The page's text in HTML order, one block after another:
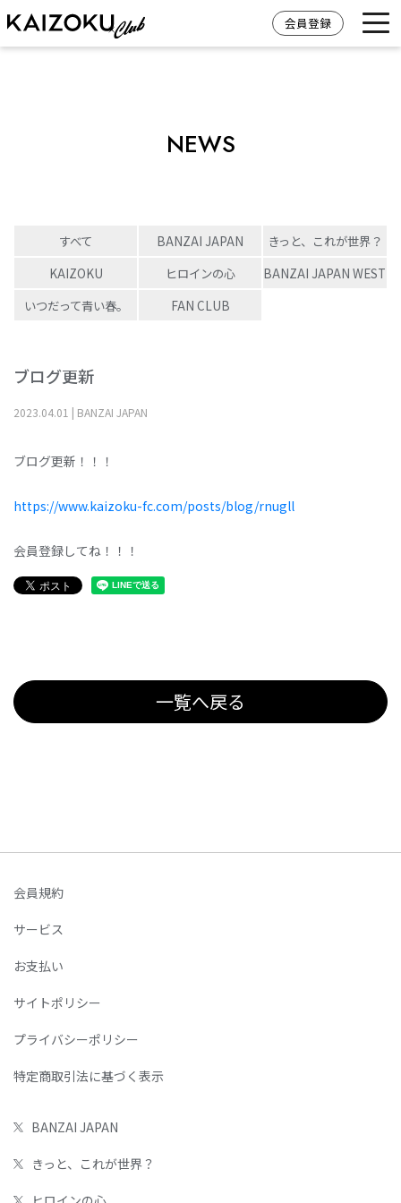
会員登録
NEWS
すべて BANZAI JAPAN
きっと、これが世界？
KAIZOKU
ヒロインの心
BANZAI JAPAN WEST
いつだって青い春。
FAN CLUB
ブログ更新
2023.04.01 | BANZAI JAPAN
ブログ更新！！！
https://www.kaizoku-fc.com/posts/blog/rnugll
会員登録してね！！！
一覧へ戻る
会員規約
サービス
お支払い
サイトポリシー
プライバシーポリシー
特定商取引法に基づく表示
BANZAI JAPAN
きっと、これが世界？